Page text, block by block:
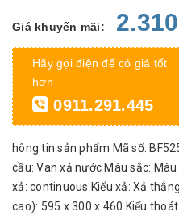
Giá khuyến mãi:
Hãy gọi điện để có giá tốt
hơn
0911.291.445
hông tin sản phẩm Mã số:
cầu: Van xả nước Màu sắc:
xả: continuous Kiểu xả: Xả
cao): 595 x 300 x 460 Kiểu